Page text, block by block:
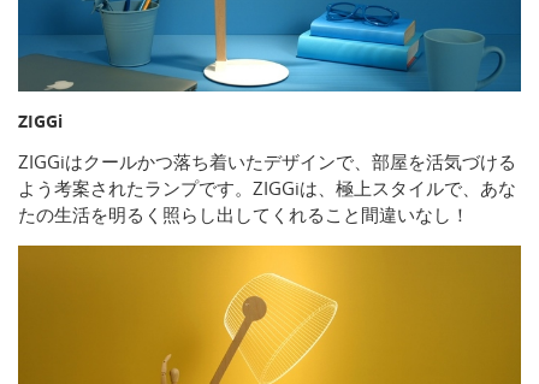
ZIGGi
ZIGGiはクールかつ落ち着いたデザインで、部屋を活気づける
よう考案されたランプです。ZIGGiは、極上スタイルで、あな
たの生活を明るく照らし出してくれること間違いなし！